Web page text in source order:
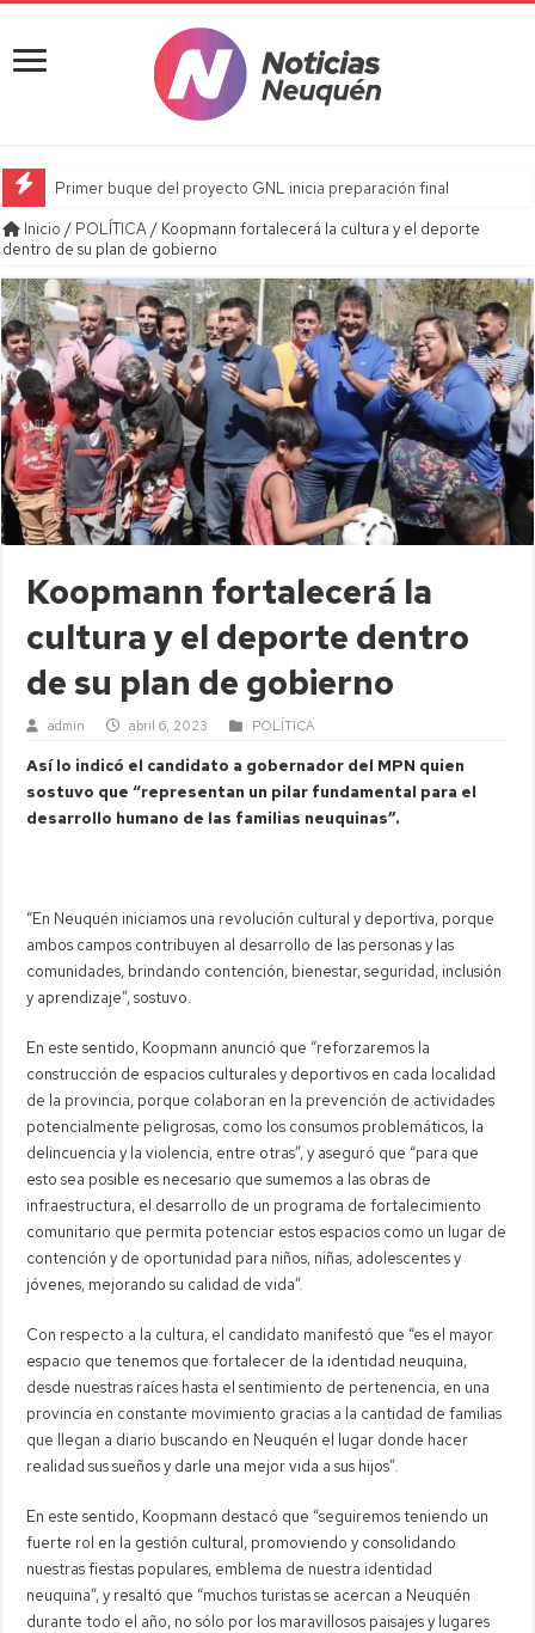
Primer buque del proyecto GNL inicia preparación final
Inicio / POLÍTICA/ Koopmann fortalecerá la cultura y el deporte
dentro de su plan de gobierno
Koopmann fortalecerá la
cultura y el deporte dentro
de su plan de gobierno
admin abril 6, 2023 POLÍTICA
Así lo indicó el candidato a gobernador del MPN quien
sostuvo que “representan un pilar fundamental para el
desarrollo humano de las familias neuquinas”.
“En Neuquén iniciamos una revolución cultural y deportiva, porque
ambos campos contribuyen al desarrollo de las personas y las
comunidades, brindando contención, bienestar, seguridad, inclusión
y aprendizaje”, sostuvo.
En este sentido, Koopmann anunció que “reforzaremos la
construcción de espacios culturales y deportivos en cada localidad
de la provincia, porque colaboran en la prevención de actividades
potencialmente peligrosas, como los consumos problemáticos, la
delincuencia y la violencia, entre otras”, y aseguró que “para que
esto sea posible es necesario que sumemos a las obras de
infraestructura, el desarrollo de un programa de fortalecimiento
comunitario que permita potenciar estos espacios como un lugar de
contención y de oportunidad para niños, niñas, adolescentes y
jóvenes, mejorando su calidad de vida”.
Con respecto a la cultura, el candidato manifestó que “es el mayor
espacio que tenemos que fortalecer de la identidad neuquina,
desde nuestras raíces hasta el sentimiento de pertenencia, en una
provincia en constante movimiento gracias a la cantidad de familias
que llegan a diario buscando en Neuquén el lugar donde hacer
realidad sus sueños y darle una mejor vida a sus hijos”.
En este sentido, Koopmann destacó que “seguiremos teniendo un
fuerte rol en la gestión cultural, promoviendo y consolidando
nuestras fiestas populares, emblema de nuestra identidad
neuquina”, y resaltó que “muchos turistas se acercan a Neuquén
durante todo el año, no sólo por los maravillosos paisajes y lugares